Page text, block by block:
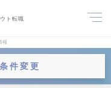
ト転職
報
条件変更